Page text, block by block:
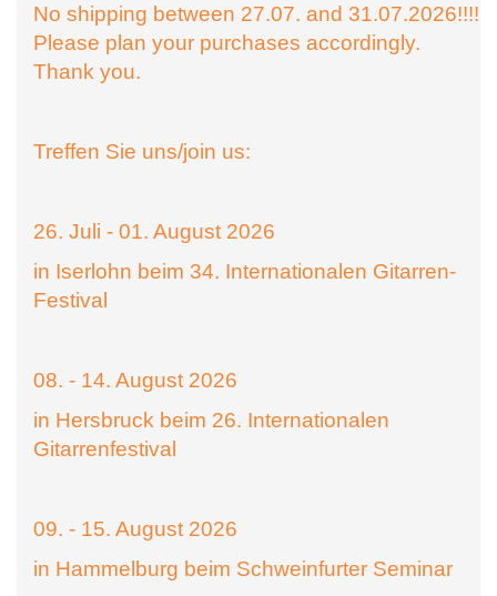
No shipping between 27.07. and 31.07.2026!!!!
Please plan your purchases accordingly.
Thank you.
Treffen Sie uns/join us:
26. Juli - 01. August 2026
in Iserlohn beim 34. Internationalen Gitarren-
Festival
08. - 14. August 2026
in Hersbruck beim 26. Internationalen
Gitarrenfestival
09. - 15. August 2026
in Hammelburg beim Schweinfurter Seminar